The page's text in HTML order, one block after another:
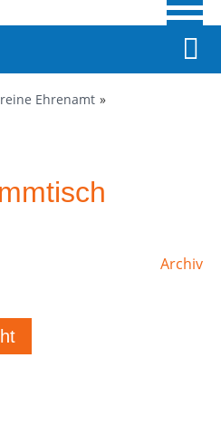
Ehrenamt
Archiv